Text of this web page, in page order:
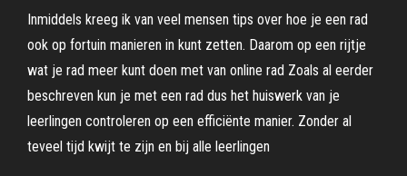
Inmiddels kreeg ik van veel mensen tips over hoe je een rad
ook op fortuin manieren in kunt zetten. Daarom op een rijtje
wat je rad meer kunt doen met van online rad Zoals al eerder
beschreven kun je met een rad dus het huiswerk van je
leerlingen controleren op een efficiënte manier. Zonder al
teveel tijd kwijt te zijn en bij alle leerlingen